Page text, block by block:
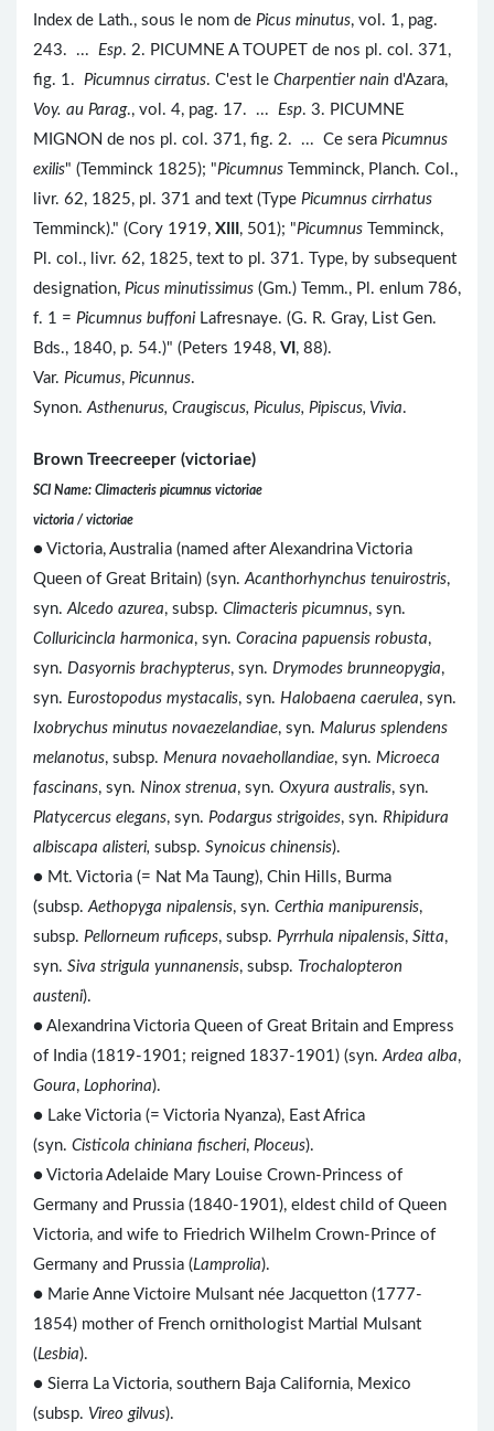
Index de Lath., sous le nom de Picus minutus, vol. 1, pag.
243. ... Esp. 2. PICUMNE A TOUPET de nos pl. col. 371,
fig. 1. Picumnus cirratus. C'est le Charpentier nain d'Azara,
Voy. au Parag., vol. 4, pag. 17. ... Esp. 3. PICUMNE
MIGNON de nos pl. col. 371, fig. 2. ... Ce sera Picumnus
exilis" (Temminck 1825); "Picumnus
Temminck, Planch. Col.,
livr. 62, 1825, pl. 371 and text (Type Picumnus cirrhatus
Temminck)." (Cory 1919, XIII , 501); "Picumnus
Temminck,
Pl. col., livr. 62, 1825, text to pl. 371. Type, by subsequent
designation, Picus minutissimus (Gm.) Temm., Pl. enlum 786,
f. 1 = Picumnus buffoni Lafresnaye. (G. R. Gray, List Gen.
Bds., 1840, p. 54.)" (Peters 1948, VI , 88).
Var. Picumus, Picunnus.
Synon. Asthenurus, Craugiscus, Piculus, Pipiscus, Vivia.
Brown Treecreeper (victoriae)
SCI Name: Climacteris picumnus victoriae
victoria / victoriae
● Victoria, Australia (named after Alexandrina Victoria
Queen of Great Britain) (syn. Acanthorhynchus tenuirostris,
syn. Alcedo azurea, subsp. Climacteris picumnus, syn.
Colluricincla harmonica, syn. Coracina papuensis robusta,
syn. Dasyornis brachypterus, syn. Drymodes brunneopygia,
syn. Eurostopodus mystacalis, syn. Halobaena caerulea, syn.
Ixobrychus minutus novaezelandiae, syn. Malurus splendens
melanotus, subsp. Menura novaehollandiae, syn. Microeca
fascinans, syn. Ninox strenua, syn. Oxyura australis, syn.
Platycercus elegans, syn. Podargus strigoides, syn. Rhipidura
albiscapa alisteri, subsp. Synoicus chinensis).
● Mt. Victoria (= Nat Ma Taung), Chin Hills, Burma
(subsp. Aethopyga nipalensis, syn. Certhia manipurensis,
subsp. Pellorneum ruficeps, subsp. Pyrrhula nipalensis, Sitta,
syn. Siva strigula yunnanensis, subsp. Trochalopteron
austeni).
● Alexandrina Victoria Queen of Great Britain and Empress
of India (1819-1901; reigned 1837-1901) (syn. Ardea alba,
Goura, Lophorina).
● Lake Victoria (= Victoria Nyanza), East Africa
(syn. Cisticola chiniana fischeri, Ploceus).
● Victoria Adelaide Mary Louise Crown-Princess of
Germany and Prussia (1840-1901), eldest child of Queen
Victoria, and wife to Friedrich Wilhelm Crown-Prince of
Germany and Prussia (Lamprolia).
● Marie Anne Victoire Mulsant née Jacquetton (1777-
1854) mother of French ornithologist Martial Mulsant
(Lesbia).
● Sierra La Victoria, southern Baja California, Mexico
(subsp. Vireo gilvus).